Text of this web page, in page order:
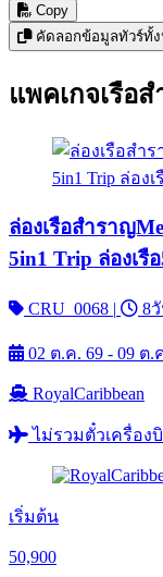
Copy
คัดลอกข้อมูลทัวร์ทั้
แพคเกจเรือ
ล่องเรือสำราญ
5in1 Trip ล่องเรื
CRU_0068 | 8
02 ต.ค. 69 - 09 ต.
RoyalCaribbean
ไม่รวมตั๋วเครื่อง
เริ่มต้น
50,900